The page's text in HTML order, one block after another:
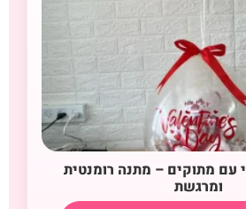
עם מתוקים – מתנה רומנטית
ומרגשת